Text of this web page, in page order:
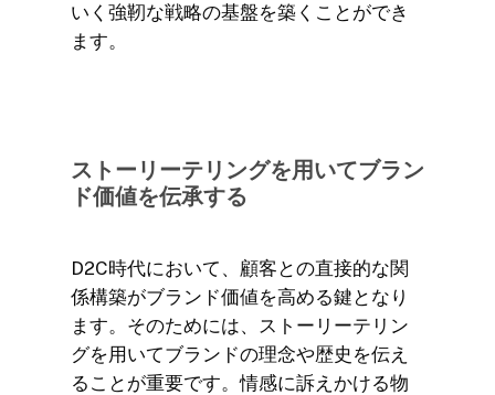
いく強靭な戦略の基盤を築くことができ
ます。
ストーリーテリングを用いてブラン
ド価値を伝承する
D2C時代において、顧客との直接的な関
係構築がブランド価値を高める鍵となり
ます。そのためには、ストーリーテリン
グを用いてブランドの理念や歴史を伝え
ることが重要です。情感に訴えかける物